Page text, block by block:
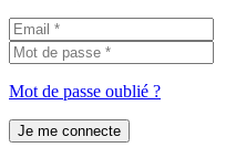
Mot de passe oublié ?
Je me connecte